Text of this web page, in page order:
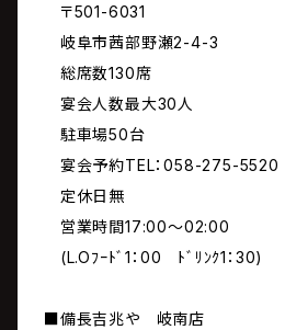
〒501-6031
岐阜市茜部野瀬2-4-3
総席数130席
宴会人数最大30人
駐車場50台
宴会予約TEL：058-275-5520
定休日無
営業時間17:00～02:00
(L.Oﾌｰﾄﾞ1：00 ﾄﾞﾘﾝｸ1：30)
■備長吉兆や 岐南店